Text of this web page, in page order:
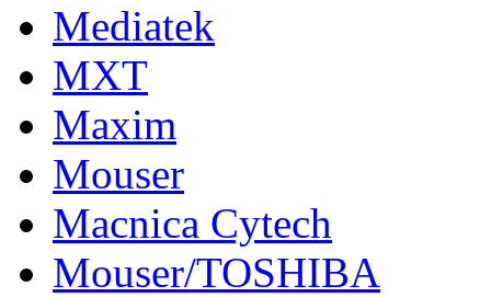
Mediatek
MXT
Maxim
Mouser
Macnica Cytech
Mouser/TOSHIBA